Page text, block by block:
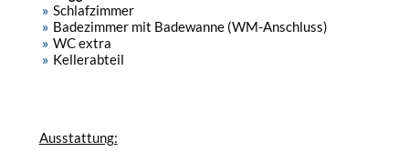
Schlafzimmer
Badezimmer mit Badewanne (WM-Anschluss)
WC extra
Kellerabteil
Ausstattung: